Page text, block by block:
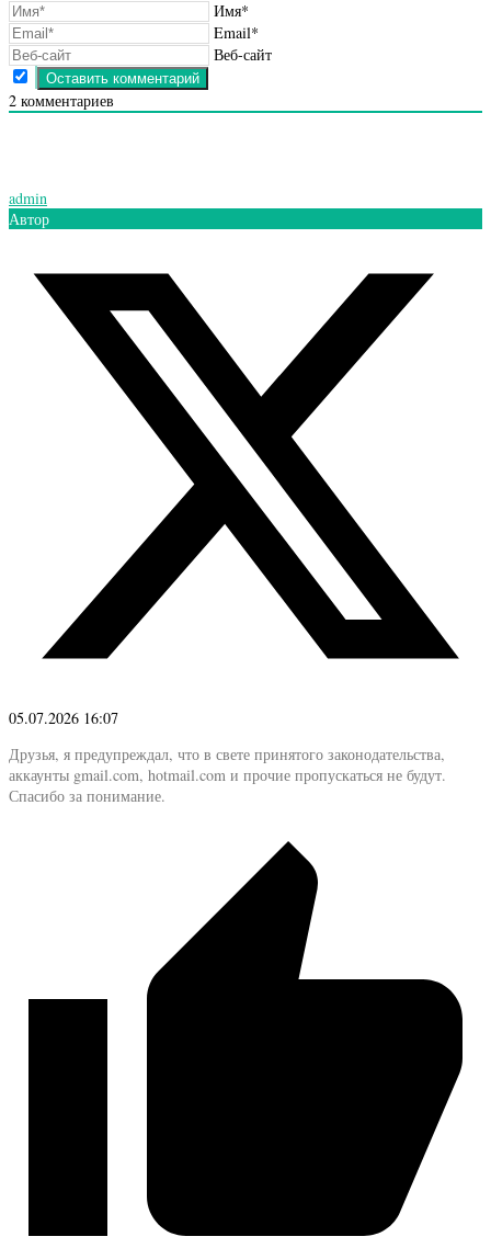
Имя*
Email*
Веб-сайт
2 комментариев
admin
Автор
05.07.2026 16:07
Друзья, я предупреждал, что в свете принятого законодательства,
аккаунты gmail.com, hotmail.com и прочие пропускаться не будут.
Спасибо за понимание.